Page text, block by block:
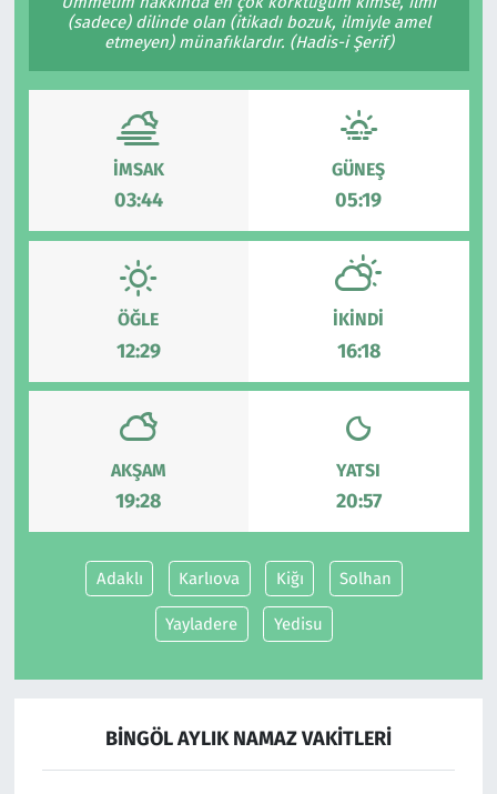
(sadece) dilinde olan (itikadı bozuk, ilmiyle amel
etmeyen) münafıklardır. (Hadis-i Şerif)
İMSAK
03:44
GÜNEŞ
05:19
ÖĞLE
12:29
İKINDI
16:18
AKŞAM
19:28
YATSI
20:57
Adaklı Karlıova Kiğı Solhan
Yayladere Yedisu
BINGÖL AYLIK NAMAZ VAKITLERI